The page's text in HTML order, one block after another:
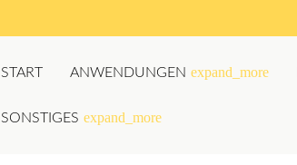
START ANWENDUNGEN expand_more
SONSTIGES expand_more